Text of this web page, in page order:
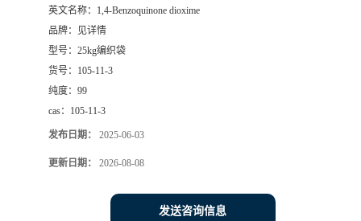
英文名称： 1,4-Benzoquinone dioxime
品牌：
见详情
型号： 25kg编织袋
货号： 105-11-3
纯度： 99
cas： 105-11-3
发布日期： 2025-06-03
更新日期： 2026-08-08
发送咨询信息